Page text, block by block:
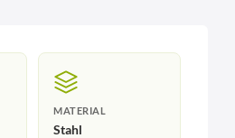
MATERIAL
Stahl